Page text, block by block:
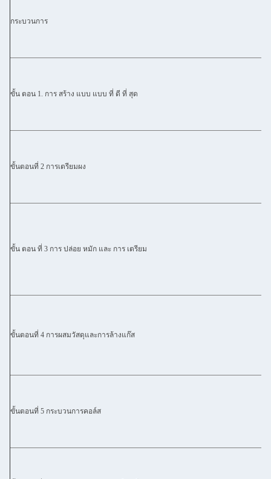
กระบวนการ
ขั้น ตอน 1. การ สร้าง แบบ แบบ ที่ ดี ที่ สุด
ขั้นตอนที่ 2 การเตรียมผง
ขั้น ตอน ที่ 3 การ ปล่อย หมัก และ การ เตรียม
ขั้นตอนที่ 4 การผสมวัสดุและการล้างแก๊ส
ขั้นตอนที่ 5 กระบวนการคอล์ส